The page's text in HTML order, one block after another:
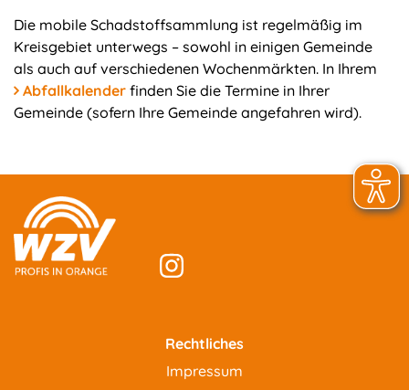
Die mobile Schadstoffsammlung ist regelmäßig im
Kreisgebiet unterwegs – sowohl in einigen Gemeinde
als auch auf verschiedenen Wochenmärkten. In Ihrem
Abfallkalender finden Sie die Termine in Ihrer
Gemeinde (sofern Ihre Gemeinde angefahren wird).
Rechtliches
Impressum